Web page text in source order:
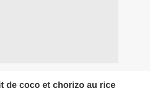
de coco et chorizo au rice